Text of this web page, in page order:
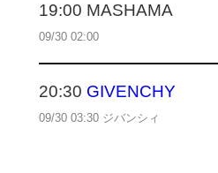
19:00 MASHAMA
09/30 02:00
20:30 GIVENCHY
09/30 03:30 ジバンシィ